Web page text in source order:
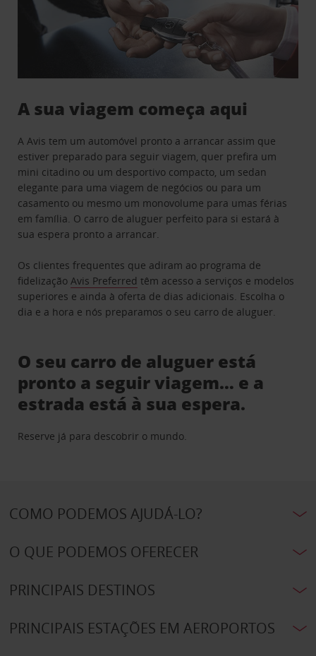
A sua viagem começa aqui
A Avis tem um automóvel pronto a arrancar assim que
estiver preparado para seguir viagem, quer prefira um
mini citadino ou um desportivo compacto, um sedan
elegante para uma viagem de negócios ou para um
casamento ou mesmo um monovolume para umas férias
em família. O carro de aluguer perfeito para si estará à
sua espera pronto a arrancar.
Os clientes frequentes que adiram ao programa de
fidelizaçãoAvis Preferred têm acesso a serviços e modelos
superiores e ainda à oferta de dias adicionais. Escolha o
dia e a hora e nós preparamos o seu carro de aluguer.
O seu carro de aluguer está
pronto a seguir viagem… e a
estrada está à sua espera.
Reserve já para descobrir o mundo.
COMO PODEMOS AJUDÁ-LO?
O QUE PODEMOS OFERECER
PRINCIPAIS DESTINOS
PRINCIPAIS ESTAÇÕES EM AEROPORTOS